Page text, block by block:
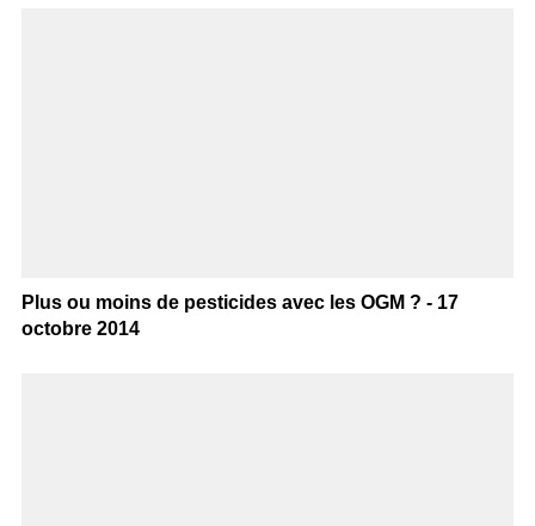
Plus ou moins de pesticides avec les OGM ? - 17
octobre 2014